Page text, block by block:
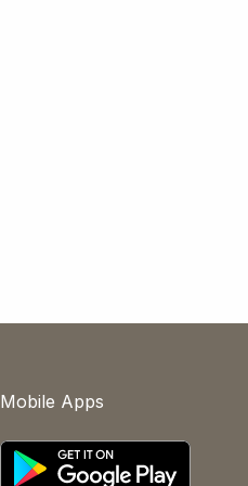
Mobile Apps